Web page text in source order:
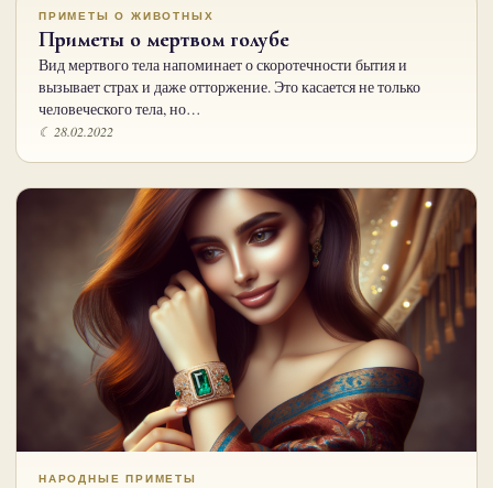
ПРИМЕТЫ О ЖИВОТНЫХ
Приметы о мертвом голубе
Вид мертвого тела напоминает о скоротечности бытия и
вызывает страх и даже отторжение. Это касается не только
человеческого тела, но…
☾ 28.02.2022
НАРОДНЫЕ ПРИМЕТЫ